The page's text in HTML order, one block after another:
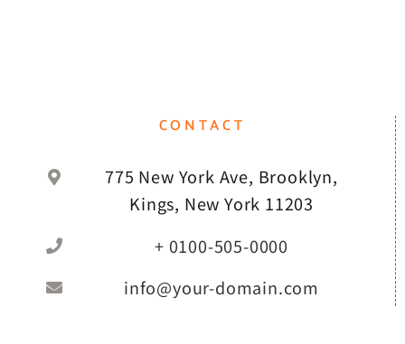
CONTACT
775 New York Ave, Brooklyn,
Kings, New York 11203
+ 0100-505-0000
info@your-domain.com